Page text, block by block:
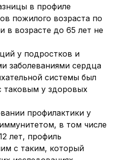
в профиле
пожилого возраста по
в возрасте до 65 лет не
у подростков и
заболеваниями сердца
системы был
таковым у здоровых
профилактики у
в том числе
лет, профиль
с таким, который